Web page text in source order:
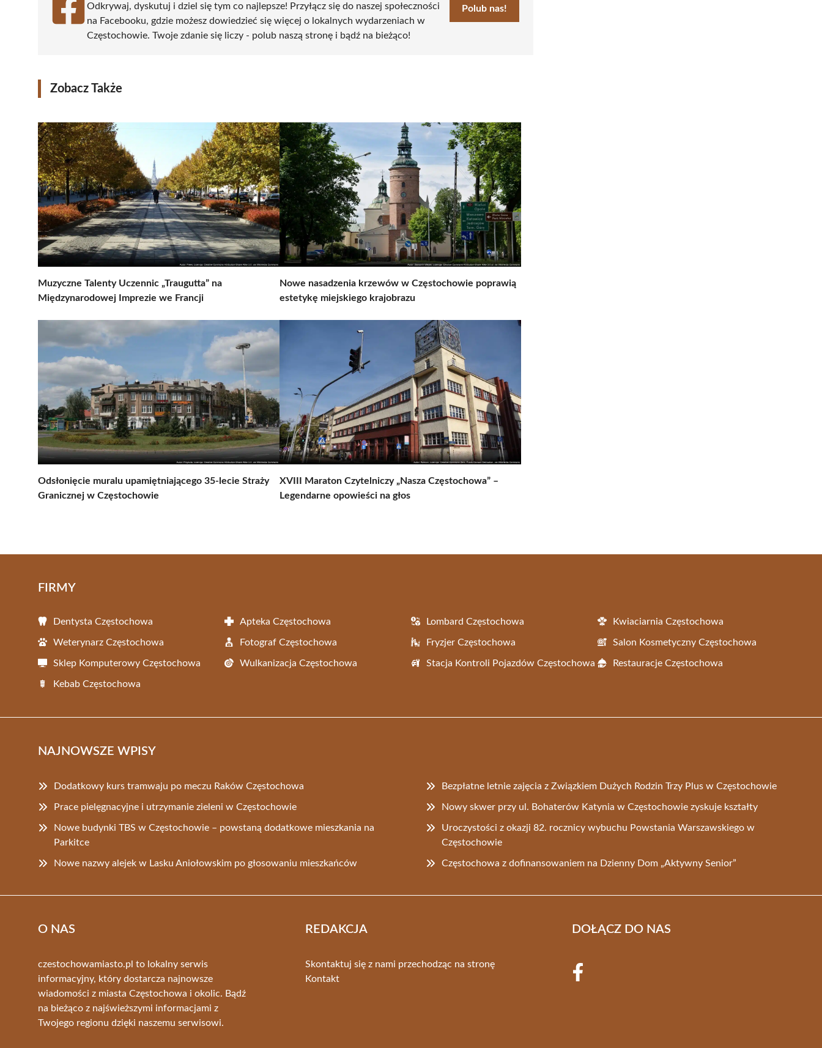
Odkrywaj, dyskutuj i dziel się tym co najlepsze! Przyłącz się do naszej społeczności
na Facebooku, gdzie możesz dowiedzieć się więcej o lokalnych wydarzeniach w
Częstochowie. Twoje zdanie się liczy - polub naszą stronę i bądź na bieżąco!
Polub nas!
Zobacz Także
Muzyczne Talenty Uczennic „Traugutta” na
Międzynarodowej Imprezie we Francji
Nowe nasadzenia krzewów w Częstochowie poprawią
estetykę miejskiego krajobrazu
Odsłonięcie muralu upamiętniającego 35-lecie Straży
Granicznej w Częstochowie
XVIII Maraton Czytelniczy „Nasza Częstochowa” –
Legendarne opowieści na głos
FIRMY
Dentysta Częstochowa Apteka Częstochowa Lombard Częstochowa Kwiaciarnia Częstochowa
Weterynarz Częstochowa Fotograf Częstochowa Fryzjer Częstochowa Salon Kosmetyczny Częstochowa
Sklep Komputerowy Częstochowa Wulkanizacja Częstochowa Stacja Kontroli Pojazdów Częstochowa Restauracje Częstochowa
Kebab Częstochowa
NAJNOWSZE WPISY
Dodatkowy kurs tramwaju po meczu Raków Częstochowa Bezpłatne letnie zajęcia z Związkiem Dużych Rodzin Trzy Plus w Częstochowie
Prace pielęgnacyjne i utrzymanie zieleni w Częstochowie Nowy skwer przy ul. Bohaterów Katynia w Częstochowie zyskuje kształty
Nowe budynki TBS w Częstochowie – powstaną dodatkowe mieszkania na
Parkitce
Uroczystości z okazji 82. rocznicy wybuchu Powstania Warszawskiego w
Częstochowie
Nowe nazwy alejek w Lasku Aniołowskim po głosowaniu mieszkańców Częstochowa z dofinansowaniem na Dzienny Dom „Aktywny Senior”
O NAS
czestochowamiasto.pl to lokalny serwis
informacyjny, który dostarcza najnowsze
wiadomości z miasta Częstochowa i okolic. Bądź
na bieżąco z najświeższymi informacjami z
Twojego regionu dzięki naszemu serwisowi.
REDAKCJA
Skontaktuj się z nami przechodząc na stronę
Kontakt
DOŁĄCZ DO NAS